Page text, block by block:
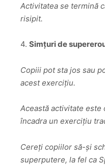
Activitatea se termină
risipit.
4. Simțuri de
Copiii pot sta jos sau
acest exercițiu.
Această activitate este
încadra un exercițiu
Cereți copiilor să-și
superputere, la fel ca